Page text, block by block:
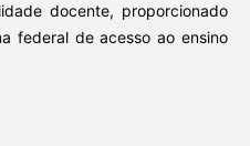
docente, proporcionado
federal de acesso ao ensino